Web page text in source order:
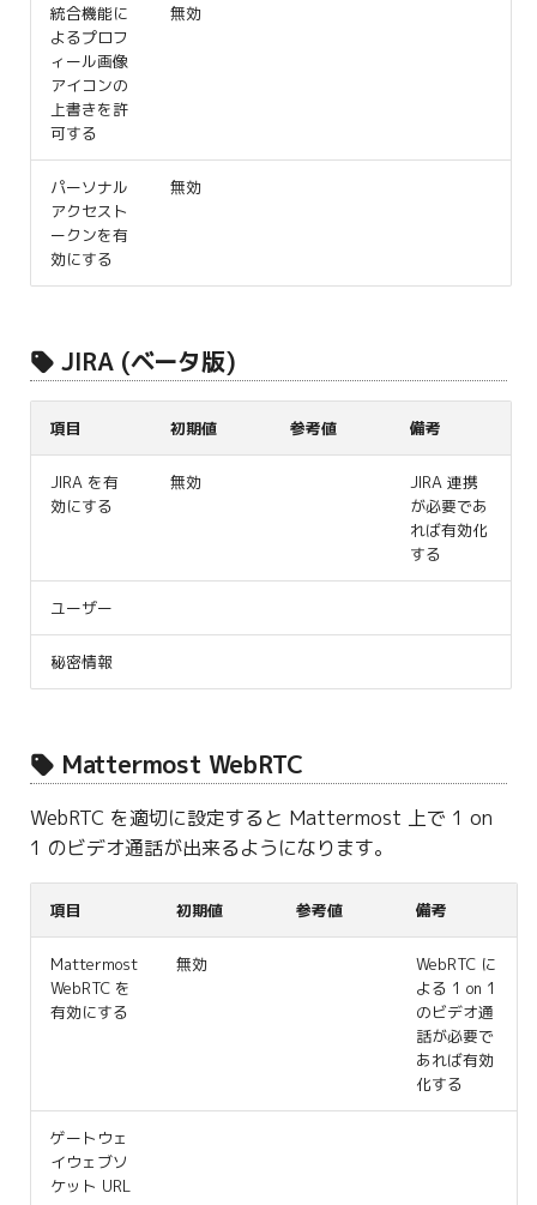
統合機能に
よるプロフ
ィール画像
アイコンの
上書きを許
可する
無効
パーソナル
アクセスト
ークンを有
効にする
無効
JIRA (ベータ版)
項目 初期値 参考値 備考
JIRA を有
効にする
無効
JIRA 連携
が必要であ
れば有効化
する
ユーザー
秘密情報
Mattermost WebRTC
WebRTC を適切に設定すると Mattermost 上で 1 on
1 のビデオ通話が出来るようになります。
項目 初期値 参考値 備考
Mattermost
WebRTC を
有効にする
無効
WebRTC に
よる 1 on 1
のビデオ通
話が必要で
あれば有効
化する
ゲートウェ
イウェブソ
ケット URL